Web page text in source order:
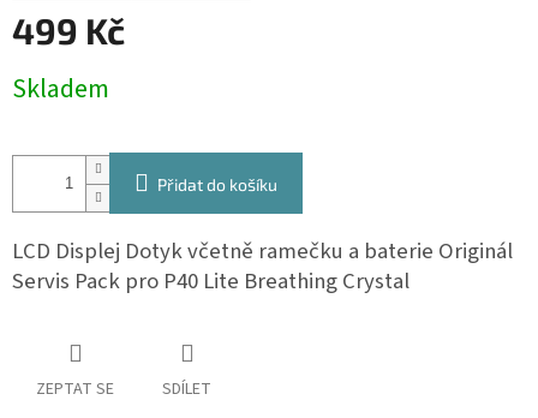
499 Kč
cena:
Skladem
Přidat do košíku
LCD Displej Dotyk včetně ramečku a baterie Originál
Servis Pack pro P40 Lite Breathing Crystal
ZEPTAT SE SDÍLET